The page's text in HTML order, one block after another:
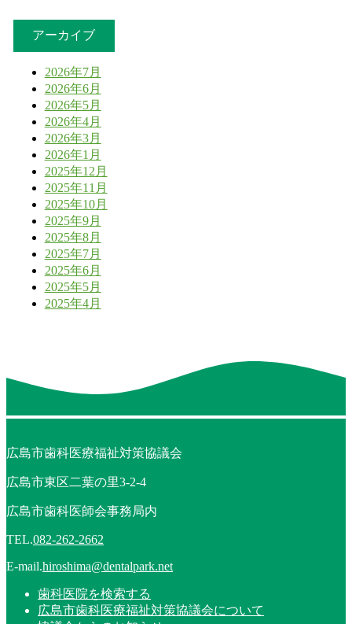
アーカイブ
2026年7月
2026年6月
2026年5月
2026年4月
2026年3月
2026年1月
2025年12月
2025年11月
2025年10月
2025年9月
2025年8月
2025年7月
2025年6月
2025年5月
2025年4月
広島市歯科医療福祉対策協議会
広島市東区二葉の里3-2-4
広島市歯科医師会事務局内
TEL.082-262-2662
E-mail.hiroshima@dentalpark.net
歯科医院を検索する
広島市歯科医療福祉対策協議会について